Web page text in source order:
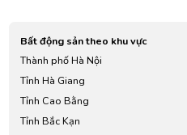
Bất động sản theo khu vực
Thành phố Hà Nội
Tỉnh Hà Giang
Tỉnh Cao Bằng
Tỉnh Bắc Kạn